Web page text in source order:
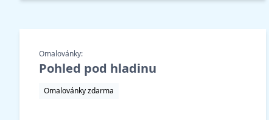
Omalovánky:
Pohled pod hladinu
Omalovánky zdarma